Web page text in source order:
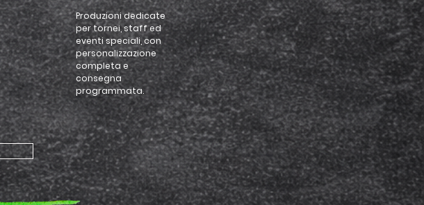
Produzioni dedicate
per tornei, staff ed
eventi speciali, con
personalizzazione
completa e
consegna
programmata.